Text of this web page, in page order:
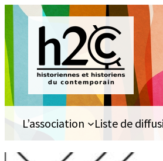
Aller
au
contenu
L’association Liste de